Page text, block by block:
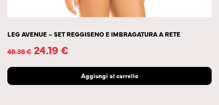
LEG AVENUE – SET REGGISENO E IMBRAGATURA A RETE
48.38€ 24.19€
Aggiungi al carrello